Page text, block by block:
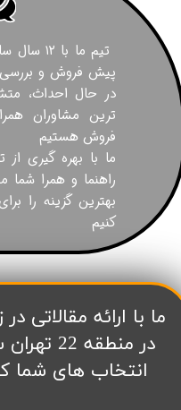
تیم ما
پیش فروش و بررسی
در حال احداث،
ترین مشاوران
فروش هستیم
ما با بهره گیری
راهنما و همرا شما
بهترین گزینه را
کنیم
​ما با ارائه
در
انتخاب های شما